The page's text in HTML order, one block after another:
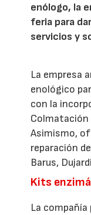
enólogo, la
feria para
servicios y
La empresa
enológico
con la
Asimismo,
reparación
Barus,
Kits
La